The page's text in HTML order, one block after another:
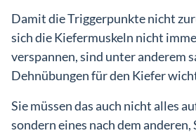
Damit die Triggerpunkte nicht
sich die Kiefermuskeln nicht
verspannen, sind unter anderem
Dehnübungen für den Kiefer
Sie müssen das auch nicht alles
sondern eines nach dem